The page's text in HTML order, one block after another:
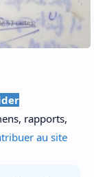
rapports,
au site